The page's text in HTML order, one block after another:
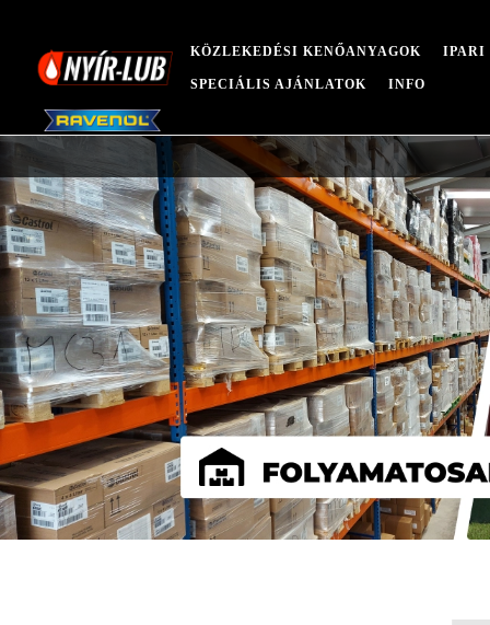
KÖZLEKEDÉSI KENŐANYAGOK IPARI
SPECIÁLIS AJÁNLATOK INFO